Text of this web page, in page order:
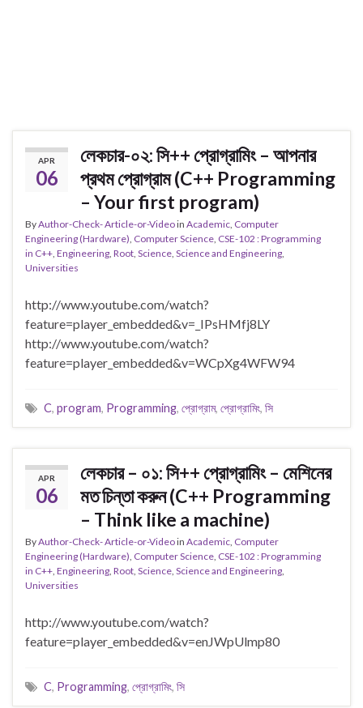
APR
06
লেকচার-০২: সি++ প্রোগ্রামিং – আপনার
প্রথম প্রোগ্রাম (C++ Programming
– Your first program)
ByAuthor-Check- Article-or-Videoin Academic Computer
Engineering (Hardware) Computer Science CSE-102 : Programming
in C++ Engineering Root Science Science and Engineering
Universities
http://www.youtube.com/watch?
feature=player_embedded&v=_IPsHMfj8LY
http://www.youtube.com/watch?
feature=player_embedded&v=WCpXg4WFW94
C, program, Programming, প্রোগ্রাম, প্রোগ্রামিং, সি
APR
06
লেকচার – ০১: সি++ প্রোগ্রামিং – মেশিনের
মত চিন্তা করুন (C++ Programming
– Think like a machine)
ByAuthor-Check- Article-or-Videoin Academic Computer
Engineering (Hardware) Computer Science CSE-102 : Programming
in C++ Engineering Root Science Science and Engineering
Universities
http://www.youtube.com/watch?
feature=player_embedded&v=enJWpUlmp80
C, Programming, প্রোগ্রামিং, সি